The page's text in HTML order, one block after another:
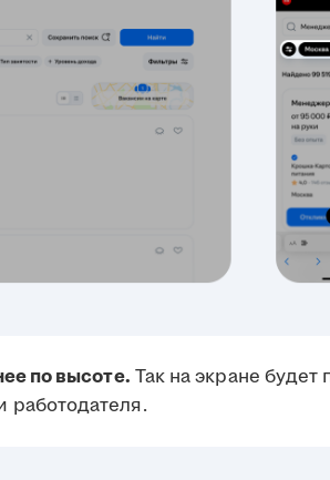
по высоте. Так на экране будет